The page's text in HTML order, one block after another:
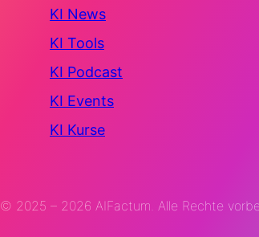
KI News
KI Tools
KI Podcast
KI Events
KI Kurse
© 2025 – 2026 AIFactum. Alle Rechte